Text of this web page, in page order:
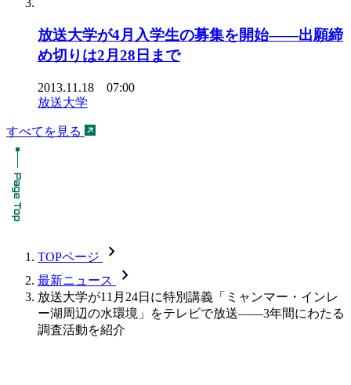
放送大学が4月入学生の募集を開始――出願締
め切りは2月28日まで
2013.11.18 07:00
放送大学
すべてを見る
TOPページ chevron_forward
最新ニュース chevron_forward
放送大学が11月24日に特別講義「ミャンマー・インレ
ー湖周辺の水環境」をテレビで放送――3年間にわたる
調査活動を紹介